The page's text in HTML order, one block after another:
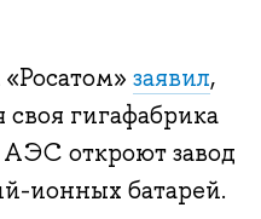
заявил,
своя гигафабрика
АЭС откроют завод
ионных батарей.